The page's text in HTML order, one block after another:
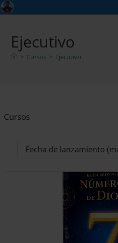
Ir
al
Ejecutivo
> Cursos > Ejecutivo
Cursos
Fecha de lanzamiento